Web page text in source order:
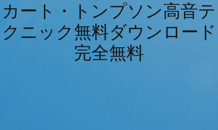
カート・トンプソン高音テ
クニック無料ダウンロード
完全無料